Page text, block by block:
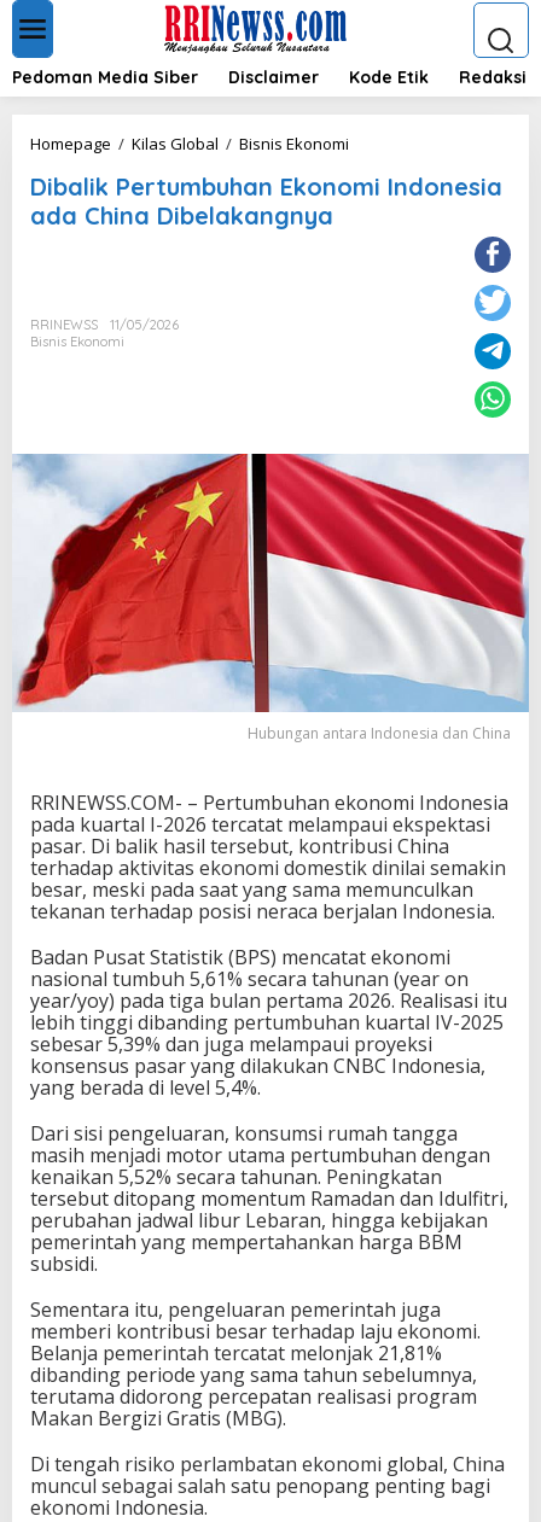
t
Pedoman Media Siber Disclaimer Kode Etik Redaksi
Homepage / Kilas Global / Bisnis Ekonomi
b
h
a
n
E
k
o
n
n
d
e
s
i
a
a
d
a
h
i
n
a
D
i
l
a
k
a
n
g
a
Dibalik Pertumbuhan Ekonomi Indonesia
ada China Dibelakangnya
RRINEWSS
11/05/2026
Bisnis Ekonomi
Hubungan antara Indonesia dan China
RRINEWSS.COM- – Pertumbuhan ekonomi Indonesia
pada kuartal I-2026 tercatat melampaui ekspektasi
pasar. Di balik hasil tersebut, kontribusi China
terhadap aktivitas ekonomi domestik dinilai semakin
besar, meski pada saat yang sama memunculkan
tekanan terhadap posisi neraca berjalan Indonesia.
Badan Pusat Statistik (BPS) mencatat ekonomi
nasional tumbuh 5,61% secara tahunan (year on
year/yoy) pada tiga bulan pertama 2026. Realisasi itu
lebih tinggi dibanding pertumbuhan kuartal IV-2025
sebesar 5,39% dan juga melampaui proyeksi
konsensus pasar yang dilakukan CNBC Indonesia,
yang berada di level 5,4%.
Dari sisi pengeluaran, konsumsi rumah tangga
masih menjadi motor utama pertumbuhan dengan
kenaikan 5,52% secara tahunan. Peningkatan
tersebut ditopang momentum Ramadan dan Idulfitri,
perubahan jadwal libur Lebaran, hingga kebijakan
pemerintah yang mempertahankan harga BBM
subsidi.
Sementara itu, pengeluaran pemerintah juga
memberi kontribusi besar terhadap laju ekonomi.
Belanja pemerintah tercatat melonjak 21,81%
dibanding periode yang sama tahun sebelumnya,
terutama didorong percepatan realisasi program
Makan Bergizi Gratis (MBG).
Di tengah risiko perlambatan ekonomi global, China
muncul sebagai salah satu penopang penting bagi
ekonomi Indonesia.